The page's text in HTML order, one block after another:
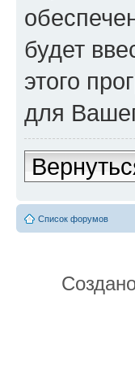
будет
этого
для
Список форумов